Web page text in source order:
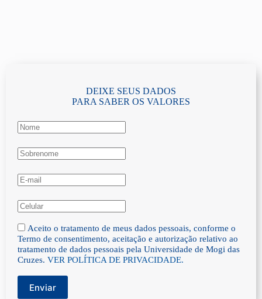
DEIXE SEUS DADOS
PARA SABER OS VALORES
Aceito o tratamento de meus dados pessoais, conforme o
Termo de consentimento, aceitação e autorização relativo ao
tratamento de dados pessoais pela Universidade de Mogi das
Cruzes. VER POLÍTICA DE PRIVACIDADE.
Enviar